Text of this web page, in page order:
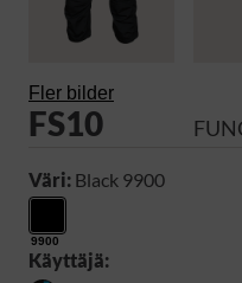
Fler bilder
FS10
Väri: Black 9900
9900
Käyttäjä: